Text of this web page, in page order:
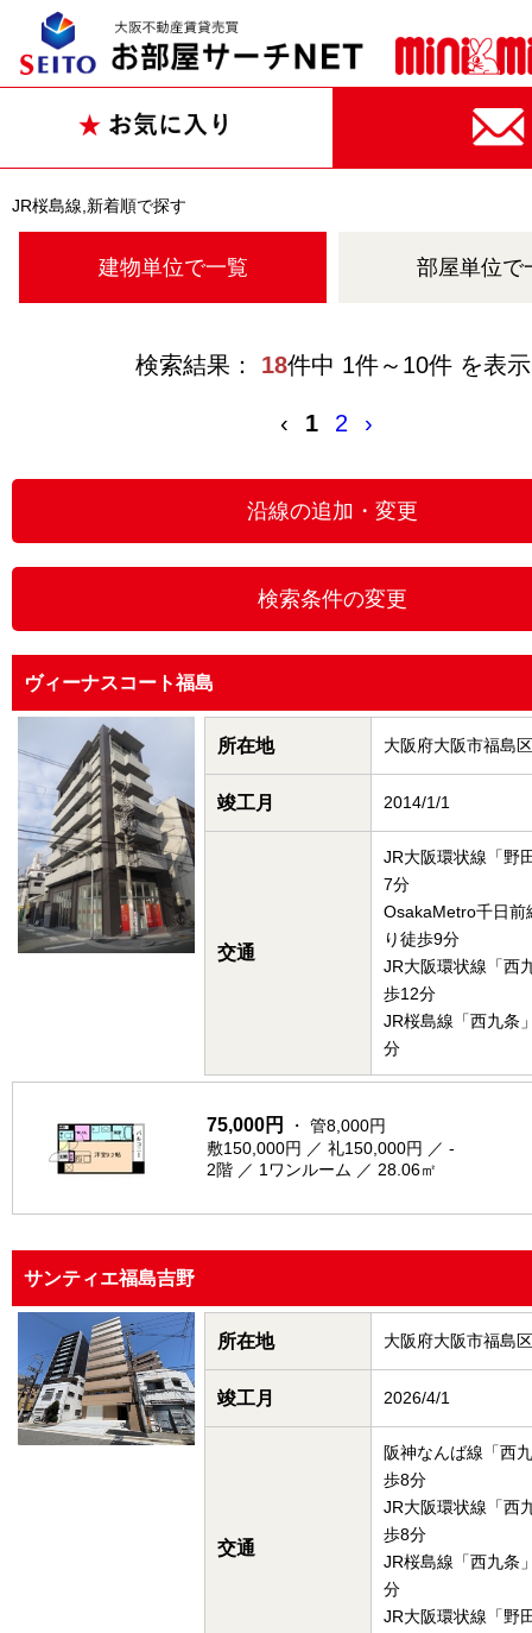
JR桜島線,新着順で探す
建物単位で一覧 部屋単位で
検索結果： 18件中 1件～10件 を表示
‹ 1 2 ›
ヴィーナスコート福島
所在地 大阪府大阪市福島
竣工月 2014/1/1
交通
JR大阪環状線「野
7分
OsakaMetro千日前
り徒歩9分
JR大阪環状線「西
歩12分
JR桜島線「西九条
分
75,000円
・ 管8,000円
敷150,000円 ／ 礼150,000円 ／ -
2階 ／ 1ワンルーム ／ 28.06㎡
サンティエ福島吉野
所在地 大阪府大阪市福島
竣工月 2026/4/1
交通
阪神なんば線「西
歩8分
JR大阪環状線「西
歩8分
JR桜島線「西九条
分
JR大阪環状線「野